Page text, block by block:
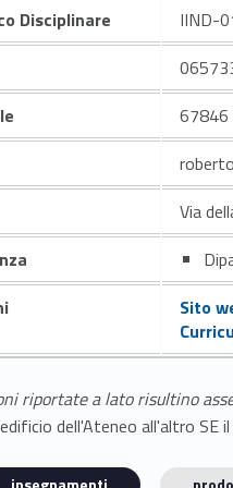
Disciplinare
IIND-
67846
Via
Sito
riportate a lato risultino
dell'Ateneo all'altro